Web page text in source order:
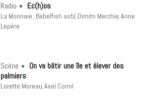
Radio Ec(h)os
La Monnaie Babelfish asbl Dimitri Merchie Anne
Lepère
Scène
On va bâtir une île et élever des
palmiers
Lorette Moreau Axel Cornil